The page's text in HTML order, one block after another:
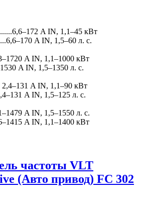
A IN, 1,1–45 кВт
A IN, 1,5–60 л. с.
A IN, 1,1–1000 кВт
A IN, 1,5–1350 л. с.
A IN, 1,1–90 кВт
A IN, 1,5–125 л. с.
A IN, 1,5–1550 л. с.
A IN, 1,1–1400 кВт
частоты VLT
(Авто привод) FC 302